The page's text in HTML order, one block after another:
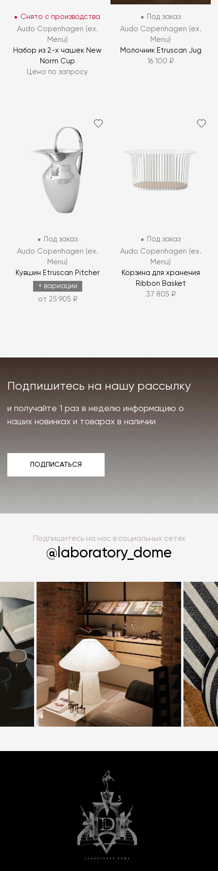
Снято с производства
Audo Copenhagen (ex.
Menu)
Набор из 2-х чашек New
Norm Cup
Цена по запросу
Под заказ
Audo Copenhagen (ex.
Menu)
Молочник Etruscan Jug
16 100 ₽
Под заказ
Audo Copenhagen (ex.
Menu)
Кувшин Etruscan Pitcher
+ вариации
от 25 905 ₽
Под заказ
Audo Copenhagen (ex.
Menu)
Корзина для хранения
Ribbon Basket
37 805 ₽
Подпишитесь на нашу рассылку
и получайте 1 раз в неделю информацию о
наших новинках и товарах в наличии
ПОДПИСАТЬСЯ
Подпишитесь на нас в социальных сетях
@laboratory_dome